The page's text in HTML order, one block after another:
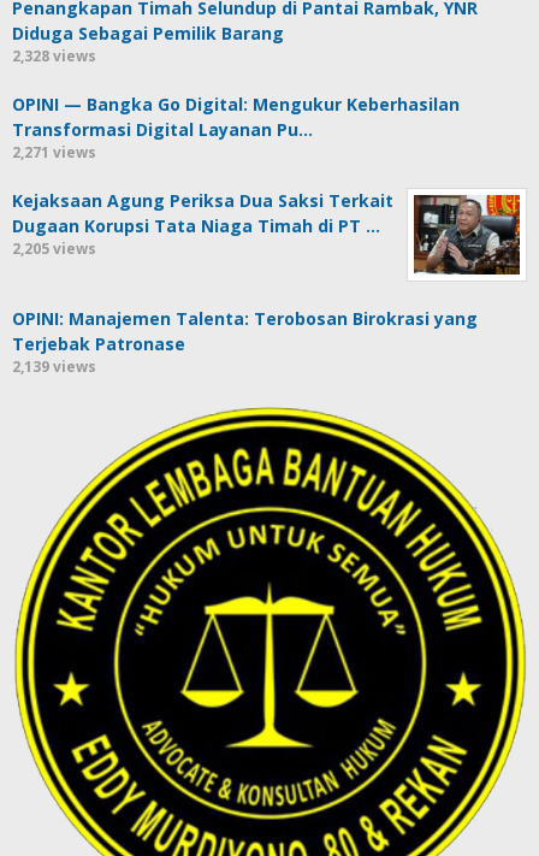
Penangkapan Timah Selundup di Pantai Rambak, YNR
Diduga Sebagai Pemilik Barang
2,328 views
OPINI — Bangka Go Digital: Mengukur Keberhasilan
Transformasi Digital Layanan Pu…
2,271 views
Kejaksaan Agung Periksa Dua Saksi Terkait
Dugaan Korupsi Tata Niaga Timah di PT …
2,205 views
OPINI: Manajemen Talenta: Terobosan Birokrasi yang
Terjebak Patronase
2,139 views